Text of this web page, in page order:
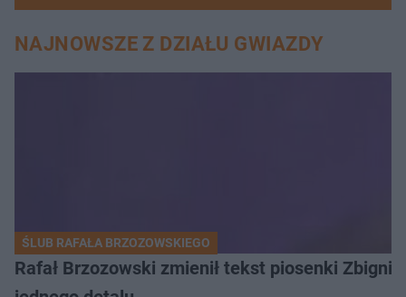
NAJNOWSZE Z DZIAŁU GWIAZDY
ŚLUB RAFAŁA BRZOZOWSKIEGO
Rafał Brzozowski zmienił tekst piosenki